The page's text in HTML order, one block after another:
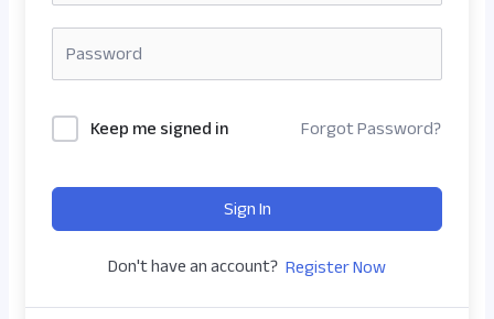
Keep me signed in Forgot Password?
Sign In
Don't have an account? Register Now